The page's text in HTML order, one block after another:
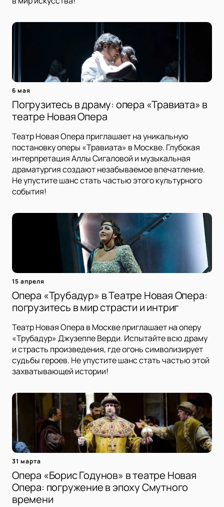
6 мая
Погрузитесь в драму: опера «Травиата» в
театре Новая Опера
Театр Новая Опера приглашает на уникальную
постановку оперы «Травиата» в Москве. Глубокая
интерпретация Аллы Сигаловой и музыкальная
драматургия создают незабываемое впечатление.
Не упустите шанс стать частью этого культурного
события!
15 апреля
Опера «Трубадур» в Театре Новая Опера:
погрузитесь в мир страсти и интриг
Театр Новая Опера в Москве приглашает на оперу
«Трубадур» Джузеппе Верди. Испытайте всю драму
и страсть произведения, где огонь символизирует
судьбы героев. Не упустите шанс стать частью этой
захватывающей истории!
31 марта
Опера «Борис Годунов» в театре Новая
Опера: погружение в эпоху Смутного
времени